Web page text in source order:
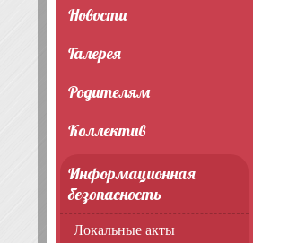
Новости
Галерея
Родителям
Коллектив
Информационная
безопасность
Локальные акты